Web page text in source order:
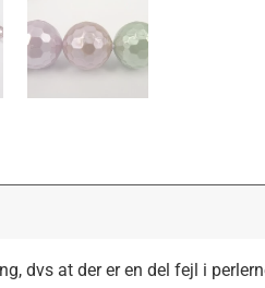
dvs at der er en del fejl i